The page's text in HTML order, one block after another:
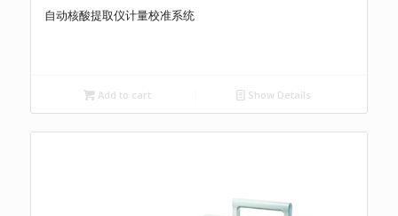
自动核酸提取仪计量校准系统
Add to cart Show Details